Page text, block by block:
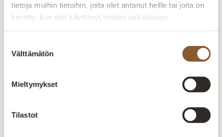
tietoja muihin tietoihin, joita olet antanut heille tai joita on
kerätty, kun olet käyttänyt heidän palvelujaan.
valinta
Välttämätön
Mieltymykset
Tilastot